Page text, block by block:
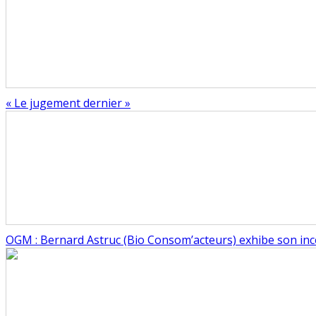
« Le jugement dernier »
OGM : Bernard Astruc (Bio Consom’acteurs) exhibe son